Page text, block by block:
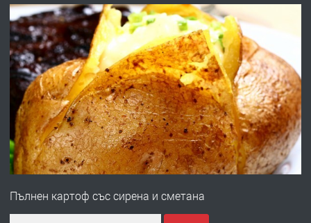
АПАРТАМЕНТ В ЦЕНТЪРА НА ГР.
ХАСКОВО
преди 4 дни
ПРЕДЛАГА Давам гараж под наем
преди 4 дни
ПРЕДЛАГА
№4120 Магазин/Офис под наем в кв.
градската градина!
Пълнен картоф със сирена и сметана